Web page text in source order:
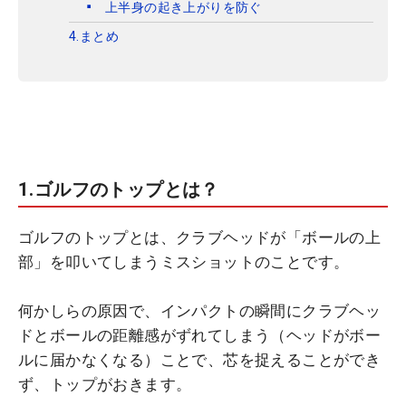
上半身の起き上がりを防ぐ
4.まとめ
1.ゴルフのトップとは？
ゴルフのトップとは、クラブヘッドが「ボールの上
部」を叩いてしまうミスショットのことです。
何かしらの原因で、インパクトの瞬間にクラブヘッ
ドとボールの距離感がずれてしまう（ヘッドがボー
ルに届かなくなる）ことで、芯を捉えることができ
ず、トップがおきます。